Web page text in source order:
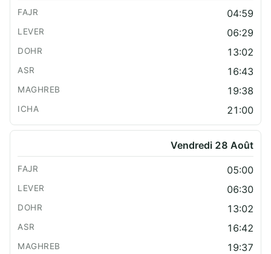
04:59
06:29
13:02
16:43
19:38
21:00
Vendredi 28 Août
05:00
06:30
13:02
16:42
19:37